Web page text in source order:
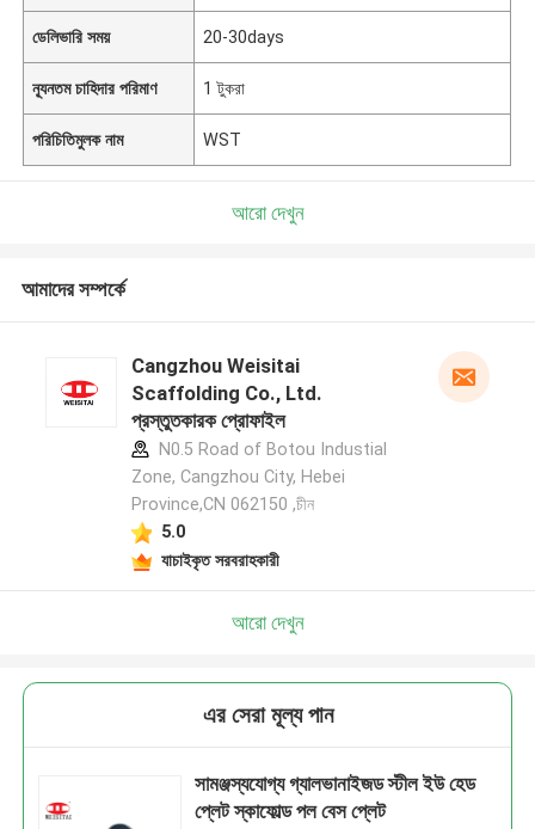
ডেলিভারি সময় 20-30days
ন্যূনতম চাহিদার পরিমাণ 1 টুকরা
পরিচিতিমুলক নাম WST
আরো দেখুন
আমাদের সম্পর্কে
Cangzhou Weisitai
Scaffolding Co., Ltd.
প্রস্তুতকারক প্রোফাইল
N0.5 Road of Botou Industial
Zone, Cangzhou City, Hebei
Province,CN 062150 ,চীন
5.0
যাচাইকৃত সরবরাহকারী
আরো দেখুন
এর সেরা মূল্য পান
সামঞ্জস্যযোগ্য গ্যালভানাইজড স্টীল ইউ হেড
প্লেট স্কাফোল্ড পল বেস প্লেট